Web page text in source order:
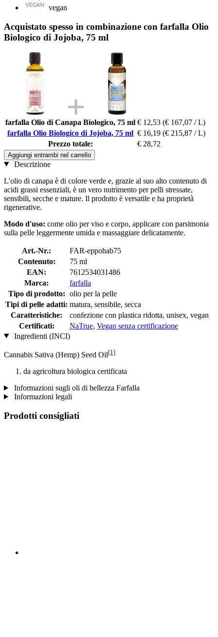
vegan
Acquistato spesso in combinazione con farfalla Olio
Biologico di Jojoba, 75 ml
farfalla Olio di Canapa Biologico, 75 ml € 12,53 (€ 167,07 / L)
farfalla Olio Biologico di Jojoba, 75 ml € 16,19 (€ 215,87 / L)
Prezzo totale:
€ 28,72
Aggiungi entrambi nel carrello
Descrizione
L'olio di canapa è di colore verde e, grazie al suo alto contenuto di
acidi grassi essenziali, è un vero nutrimento per pelli stressate,
sensibili, secche e mature. Il prodotto è versatile e ha proprietà
rigenerative.
Modo d'uso: come olio per viso e corpo, applicare con parsimonia
sulla pelle leggermente umida e massaggiare delicatamente.
Art.-Nr.:
FAR-eppohab75
Contenuto:
75 ml
EAN:
7612534031486
Marca:
farfalla
Tipo di prodotto: olio per la pelle
Tipi di pelle adatti: matura, sensibile, secca
Caratteristiche:
confezione con plastica ridotta, unisex, vegan
Certificati:
NaTrue, Vegan senza certificazione
Ingredienti (INCI)
Cannabis Sativa (Hemp) Seed Oil[1]
da agricoltura biologica certificata
Informazioni sugli oli di bellezza Farfalla
Informazioni legali
Prodotti consigliati